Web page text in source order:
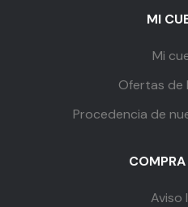
MI
Mi
Ofertas de
Procedencia de
Aviso